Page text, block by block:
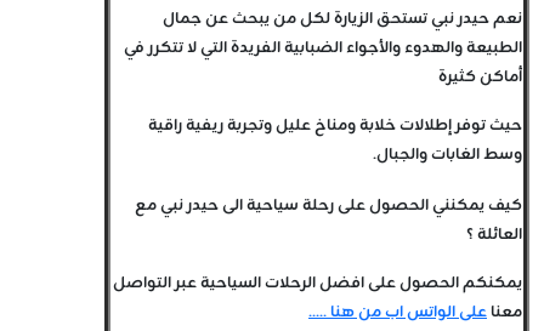
نعم حيدر نبي تستحق الزيارة لكل من يبحث عن جمال
الطبيعة والهدوء والأجواء الضبابية الفريدة التي لا تتكرر في
أماكن كثيرة
حيث توفر إطلالات خلابة ومناخ عليل وتجربة ريفية راقية
وسط الغابات والجبال.
كيف يمكنني الحصول على رحلة سياحية الى حيدر نبي مع
العائلة ؟
يمكنكم الحصول على افضل الرحلات السياحية عبر التواصل
معناعلى الواتس اب من هنا .....